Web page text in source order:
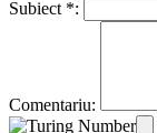
Subiect *:
Comentariu: